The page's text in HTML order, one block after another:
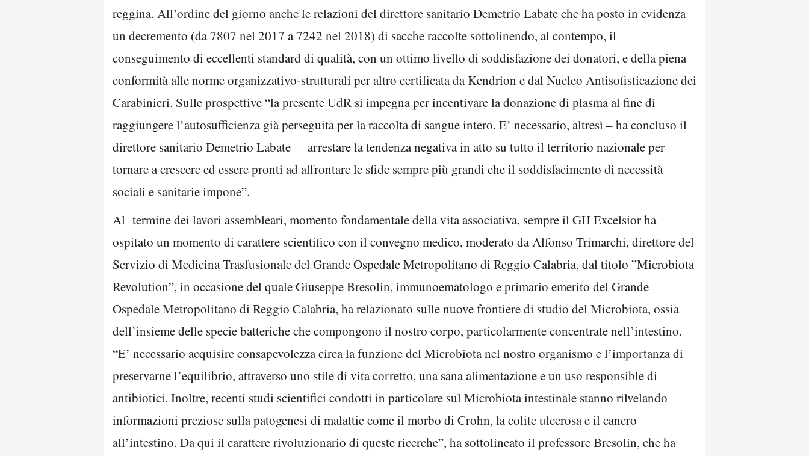
reggina. All’ordine del giorno anche le relazioni del direttore sanitario Demetrio Labate che ha posto in evidenza
un decremento (da 7807 nel 2017 a 7242 nel 2018) di sacche raccolte sottolinendo, al contempo, il
conseguimento di eccellenti standard di qualità, con un ottimo livello di soddisfazione dei donatori, e della piena
conformità alle norme organizzativo-strutturali per altro certificata da Kendrion e dal Nucleo Antisofisticazione dei
Carabinieri. Sulle prospettive “la presente UdR si impegna per incentivare la donazione di plasma al fine di
raggiungere l’autosufficienza già perseguita per la raccolta di sangue intero. E’ necessario, altresì – ha concluso il
direttore sanitario Demetrio Labate – arrestare la tendenza negativa in atto su tutto il territorio nazionale per
tornare a crescere ed essere pronti ad affrontare le sfide sempre più grandi che il soddisfacimento di necessità
sociali e sanitarie impone”.
Al termine dei lavori assembleari, momento fondamentale della vita associativa, sempre il GH Excelsior ha
ospitato un momento di carattere scientifico con il convegno medico, moderato da Alfonso Trimarchi, direttore del
Servizio di Medicina Trasfusionale del Grande Ospedale Metropolitano di Reggio Calabria, dal titolo ”Microbiota
Revolution”, in occasione del quale Giuseppe Bresolin, immunoematologo e primario emerito del Grande
Ospedale Metropolitano di Reggio Calabria, ha relazionato sulle nuove frontiere di studio del Microbiota, ossia
dell’insieme delle specie batteriche che compongono il nostro corpo, particolarmente concentrate nell’intestino.
“E’ necessario acquisire consapevolezza circa la funzione del Microbiota nel nostro organismo e l’importanza di
preservarne l’equilibrio, attraverso uno stile di vita corretto, una sana alimentazione e un uso responsible di
antibiotici. Inoltre, recenti studi scientifici condotti in particolare sul Microbiota intestinale stanno rilvelando
informazioni preziose sulla patogenesi di malattie come il morbo di Crohn, la colite ulcerosa e il cancro
all’intestino. Da qui il carattere rivoluzionario di queste ricerche”, ha sottolineato il professore Bresolin, che ha